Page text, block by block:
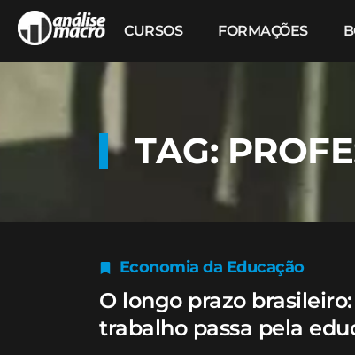
CURSOS FORMAÇÕES
TAG:
Economia da Educação
O longo prazo
trabalho passa pela